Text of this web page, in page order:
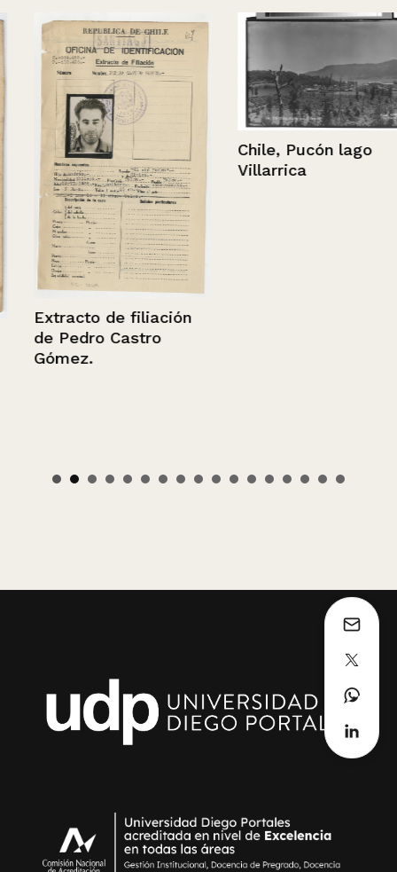
Extracto de filiación
de Pedro Castro
Gómez.
Chile, Pucón lago
Villarrica